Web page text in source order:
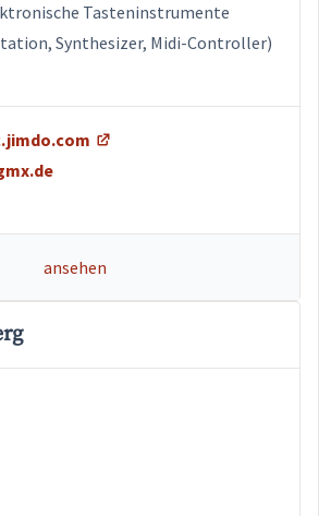
Tasteninstrumente
Synthesizer, Midi-Controller)
ansehen